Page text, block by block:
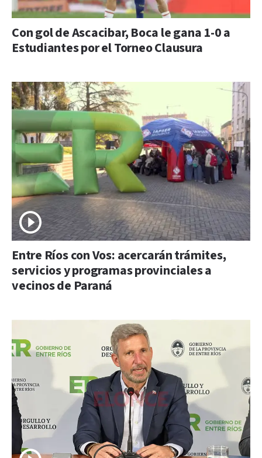
Con gol de Ascacibar, Boca le gana 1-0 a
Estudiantes por el Torneo Clausura
Entre Ríos con Vos: acercarán trámites,
servicios y programas provinciales a
vecinos de Paraná